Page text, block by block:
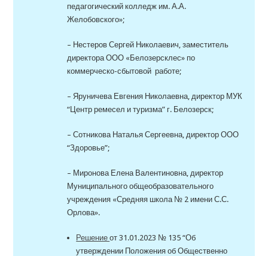
педагогический колледж им. А.А.
Желобовского»;
– Нестеров Сергей Николаевич, заместитель
директора ООО «Белозерсклес» по
коммерческо-сбытовой работе;
– Яруничева Евгения Николаевна, директор МУК
“Центр ремесел и туризма” г. Белозерск;
– Сотникова Наталья Сергеевна, директор ООО
“Здоровье”;
– Миронова Елена Валентиновна, директор
Муниципального общеобразовательного
учреждения «Средняя школа № 2 имени С.С.
Орлова».
Решениеот 31.01.2023 № 135 “Об
утверждении Положения об Общественно